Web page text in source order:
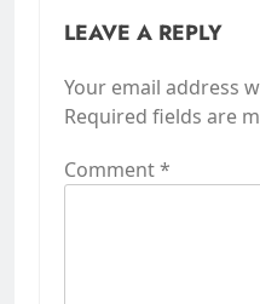
LEAVE A REPLY
Your email address
Required fields are
Comment*